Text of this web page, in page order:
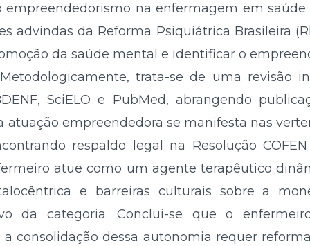
empreendedorismo na enfermagem em
advindas da Reforma Psiquiátrica Brasileira
da saúde mental e identificar o
trata-se de uma revisão
SciELO e PubMed, abrangendo
empreendedora se manifesta nas
respaldo legal na Resolução COFEN
atue como um agente terapêutico
e barreiras culturais sobre a
da categoria. Conclui-se que o
consolidação dessa autonomia requer